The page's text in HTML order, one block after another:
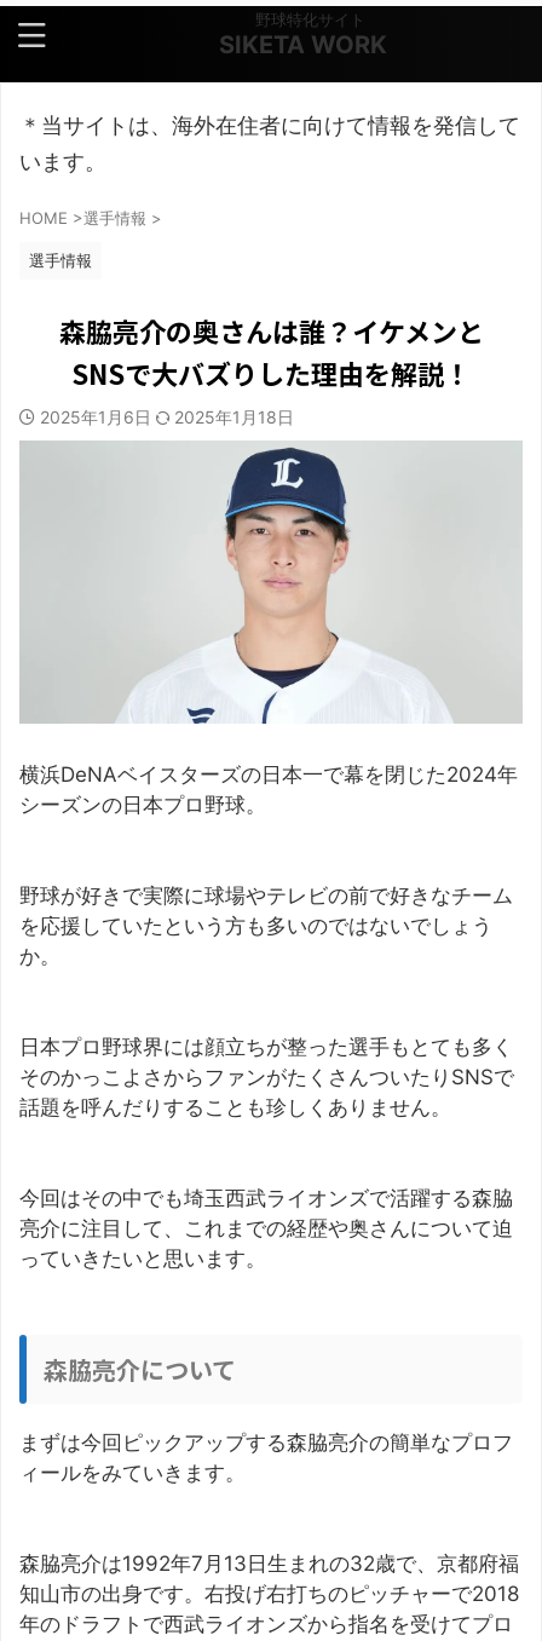
野球特化サイト
SIKETA WORK
＊当サイトは、海外在住者に向けて情報を発信して
います。
HOME >選手情報 >
選手情報
森脇亮介の奥さんは誰？イケメンと
SNSで大バズりした理由を解説！
2025年1月6日 2025年1月18日
横浜DeNAベイスターズの日本一で幕を閉じた2024年
シーズンの日本プロ野球。
野球が好きで実際に球場やテレビの前で好きなチーム
を応援していたという方も多いのではないでしょう
か。
日本プロ野球界には顔立ちが整った選手もとても多く
そのかっこよさからファンがたくさんついたりSNSで
話題を呼んだりすることも珍しくありません。
今回はその中でも埼玉西武ライオンズで活躍する森脇
亮介に注目して、これまでの経歴や奥さんについて迫
っていきたいと思います。
森脇亮介について
まずは今回ピックアップする森脇亮介の簡単なプロフ
ィールをみていきます。
森脇亮介は1992年7月13日生まれの32歳で、京都府福
知山市の出身です。右投げ右打ちのピッチャーで2018
年のドラフトで西武ライオンズから指名を受けてプロ